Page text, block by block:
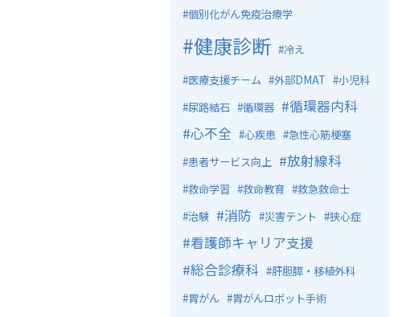
個別化がん免疫治療学
健康診断
冷え
医療支援チーム
外部DMAT
小児科
尿路結石
循環器
循環器内科
心不全
心疾患
急性心筋梗塞
患者サービス向上
放射線科
救命学習 救命教育
救急救命士
治験
消防 災害テント 狭心症
看護師キャリア支援
総合診療科
肝胆膵・移植外科
胃がん
胃がんロボット手術